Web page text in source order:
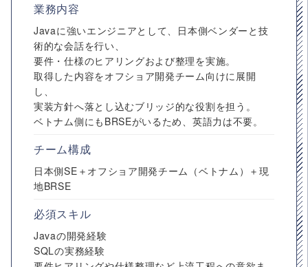
業務内容
Javaに強いエンジニアとして、日本側ベンダーと技
術的な会話を行い、
要件・仕様のヒアリングおよび整理を実施。
取得した内容をオフショア開発チーム向けに展開
し、
実装方針へ落とし込むブリッジ的な役割を担う。
ベトナム側にもBRSEがいるため、英語力は不要。
チーム構成
日本側SE＋オフショア開発チーム（ベトナム）＋現
地BRSE
必須スキル
Javaの開発経験
SQLの実務経験